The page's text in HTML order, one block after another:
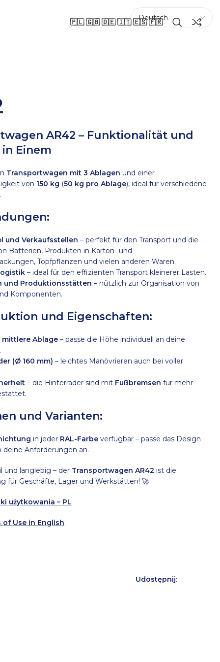
🇵🇱 🇬🇧 🇩🇪 🇮🇹 🇪🇸 🇫🇷
AR42 – Funktionalität und
Einem
Transportwagen mit 3 Ablagen und einer
von 150 kg (50 kg pro Ablage), ideal für verschiedene
und Verkaufsstellen – perfekt für den Transport und die
Batterien, Produkten in Karton- und
Topfpflanzen und vielen anderen Waren.
– ideal für den effizienten Transport kleinerer Lasten.
und Produktionsstätten – nützlich zur Organisation von
Komponenten.
und Eigenschaften:
mittlere Ablage – passe die Höhe individuell an deine
(Ø 160 mm) – leichtes Manövrieren auch bei voller
– die Hinterräder sind mit Fußbremsen für mehr
und Varianten:
in jeder RAL-Farbe verfügbar – passe das Design
deine Anforderungen an.
und langlebig – der Transportwagen AR42 ist die
für Geschäfte, Lager und Werkstätten! 🚀
użytkowania – PL
of Use in English
Udostępnij: